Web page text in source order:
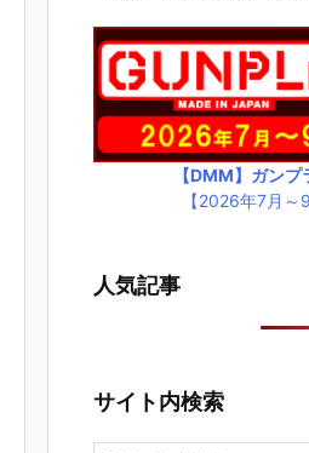
【DMM】ガン
【2026年7月
人気記事
サイト内検索